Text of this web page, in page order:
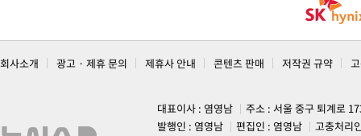
회사소개 광고 · 제휴 문의 제휴사 안내 콘텐츠 판매 저작권 규약
대표이사 : 염영남
주소 : 서울 중구 퇴계로
발행인 : 염영남
편집인 : 염영남
고충처리